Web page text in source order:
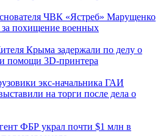
ЧВК «Ястреб» Марущенко
похищение военных
Крыма задержали по делу о
помощи 3D‑принтера
экс-начальника ГАИ
на торги после дела о
ФБР украл почти $1 млн в